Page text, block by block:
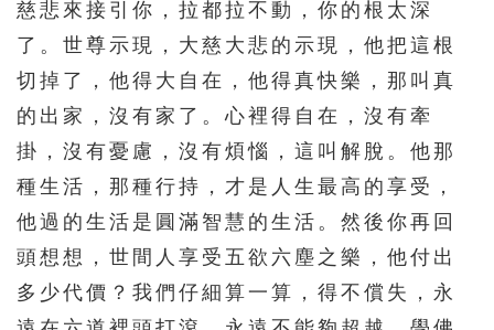
慈悲來接引你，拉都拉不動，你的根太深
了。世尊示現，大慈大悲的示現，他把這根
切掉了，他得大自在，他得真快樂，那叫真
的出家，沒有家了。心裡得自在，沒有牽
掛，沒有憂慮，沒有煩惱，這叫解脫。他那
種生活，那種行持，才是人生最高的享受，
他過的生活是圓滿智慧的生活。然後你再回
頭想想，世間人享受五欲六塵之樂，他付出
多少代價？我們仔細算一算，得不償失，永